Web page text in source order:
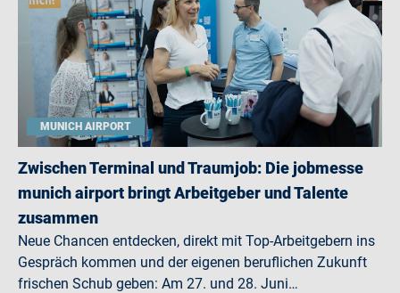
MUNICH AIRPORT
Zwischen Terminal und Traumjob: Die jobmesse
munich airport bringt Arbeitgeber und Talente
zusammen
Neue Chancen entdecken, direkt mit Top-Arbeitgebern ins
Gespräch kommen und der eigenen beruflichen Zukunft
frischen Schub geben: Am 27. und 28. Juni…